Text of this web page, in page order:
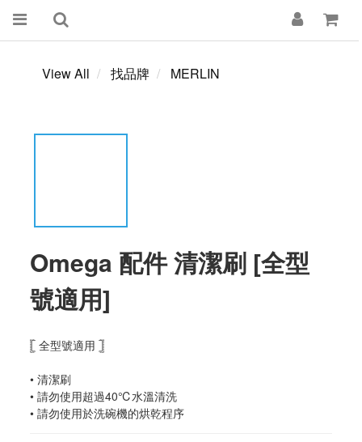
View All 找品牌 MERLIN
Omega 配件 清潔刷 [全型
號適用]
𓊈 全型號適用 𓊉
• 清潔刷
• 請勿使用超過40℃水溫清洗
• 請勿使用於洗碗機的烘乾程序